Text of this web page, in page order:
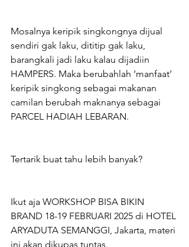
Mosalnya keripik singkongnya dijual
sendiri gak laku, dititip gak laku,
barangkali jadi laku kalau dijadiin
HAMPERS. Maka berubahlah ‘manfaat’
keripik singkong sebagai makanan
camilan berubah maknanya sebagai
PARCEL HADIAH LEBARAN.
Tertarik buat tahu lebih banyak?
Ikut aja WORKSHOP BISA BIKIN
BRAND 18-19 FEBRUARI 2025 di HOTEL
ARYADUTA SEMANGGI, Jakarta, materi
ini akan dikupas tuntas.